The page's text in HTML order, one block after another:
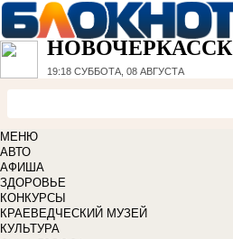
НОВОЧЕРКАССК
19:18 СУББОТА, 08 АВГУСТА
МЕНЮ
АВТО
АФИША
ЗДОРОВЬЕ
КОНКУРСЫ
КРАЕВЕДЧЕСКИЙ МУЗЕЙ
КУЛЬТУРА